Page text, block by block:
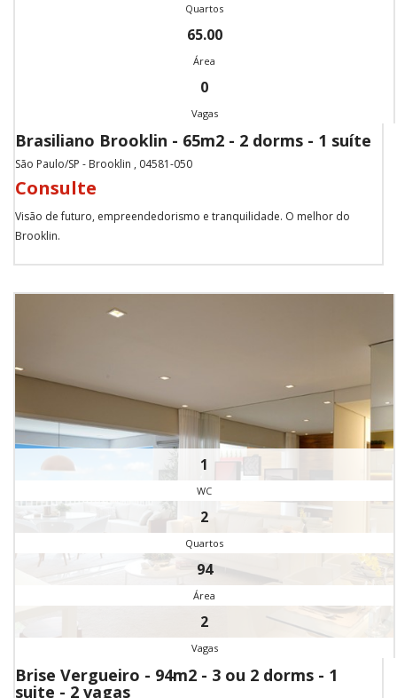
Quartos
65.00
Área
0
Vagas
Brasiliano Brooklin - 65m2 - 2 dorms - 1 suíte
São Paulo/SP - Brooklin , 04581-050
Consulte
Visão de futuro, empreendedorismo e tranquilidade. O melhor do
Brooklin.
1
WC
2
Quartos
94
Área
2
Vagas
Brise Vergueiro - 94m2 - 3 ou 2 dorms - 1
suite - 2 vagas